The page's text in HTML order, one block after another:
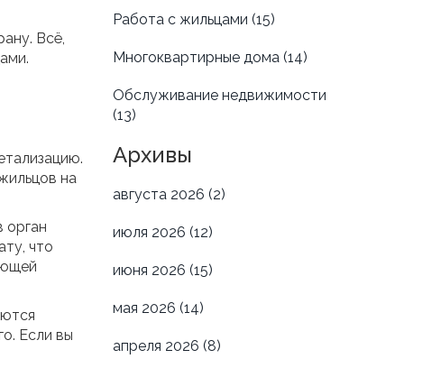
Всё,
на
орган
что
Если вы
Работа с жильцами (15)
Многоквартирные дома (14)
Обслуживание недвижимости
(13)
Архивы
августа 2026 (2)
июля 2026 (12)
июня 2026 (15)
мая 2026 (14)
апреля 2026 (8)